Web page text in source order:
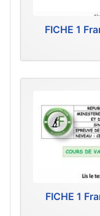
FICHE 1
FICHE 1